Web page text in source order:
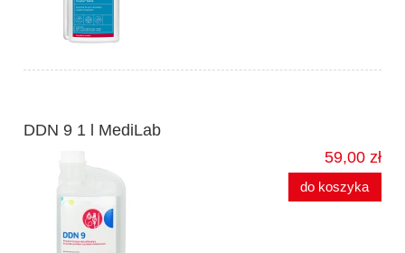
DDN 9 1 l MediLab
59,00 zł
do koszyka